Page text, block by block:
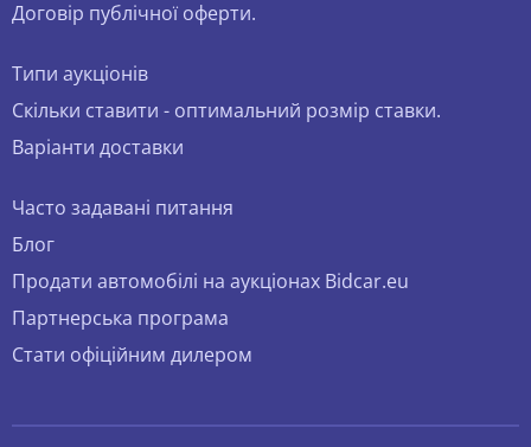
Договір публічної оферти.
Типи аукціонів
Скільки ставити - оптимальний розмір ставки.
Варіанти доставки
Часто задавані питання
Блог
Продати автомобілі на аукціонах Bidcar.eu
Партнерська програма
Стати офіційним дилером